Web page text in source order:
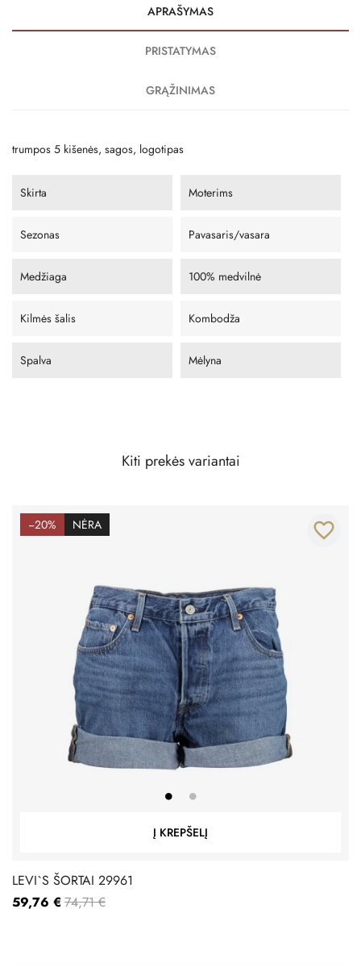
APRAŠYMAS
PRISTATYMAS
GRĄŽINIMAS
trumpos 5 kišenės, sagos, logotipas
Skirta Moterims
Sezonas Pavasaris/vasara
Medžiaga 100% medvilnė
Kilmės šalis Kombodža
Spalva Mėlyna
Kiti prekės variantai
−20% NĖRA
Į KREPŠELĮ
favorite_border
LEVI`S ŠORTAI 29961
59,76 € 74,71 €